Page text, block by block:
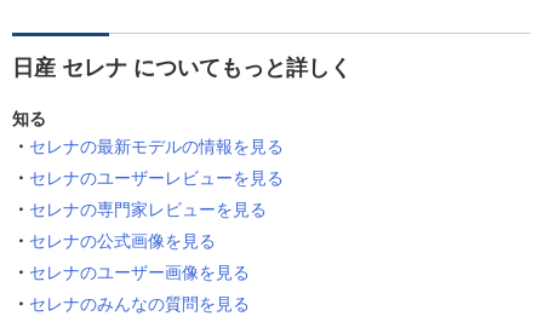
日産 セレナ についてもっと詳しく
知る
セレナの最新モデルの情報を見る
セレナのユーザーレビューを見る
セレナの専門家レビューを見る
セレナの公式画像を見る
セレナのユーザー画像を見る
セレナのみんなの質問を見る